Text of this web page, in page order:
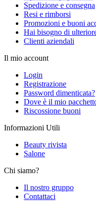
Spedizione e consegna
Resi e rimborsi
Promozioni e buoni
Hai bisogno di
Clienti aziendali
Il mio account
Login
Registrazione
Password dimenticata?
Dove è il mio
Riscossione buoni
Informazioni Utili
Beauty rivista
Salone
Chi siamo?
Il nostro gruppo
Contattaci